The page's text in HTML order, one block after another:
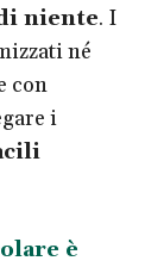
niente. I
né
con
i
è